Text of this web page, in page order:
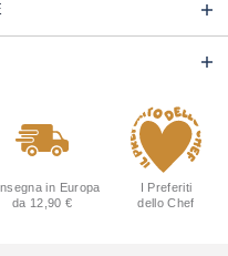
in Europa
da 12,90 €
I Preferiti
dello Chef